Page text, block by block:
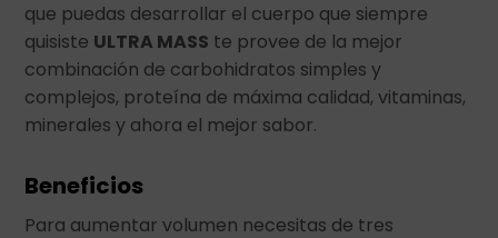
que puedas desarrollar el cuerpo que siempre
quisiste ULTRA MASS te provee de la mejor
combinación de carbohidratos simples y
complejos, proteína de máxima calidad, vitaminas,
minerales y ahora el mejor sabor.
Beneficios
Para aumentar volumen necesitas de tres